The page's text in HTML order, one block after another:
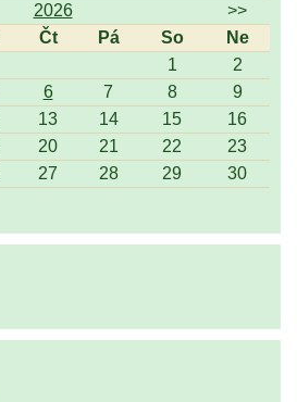
2026
>>
Čt Pá So
Ne
1
2
6 7 8
9
13 14 15
16
20 21 22
23
27 28 29
30